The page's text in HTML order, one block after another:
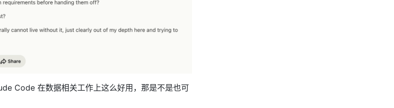
Code 在数据相关工作上这么好用，那是不是也可